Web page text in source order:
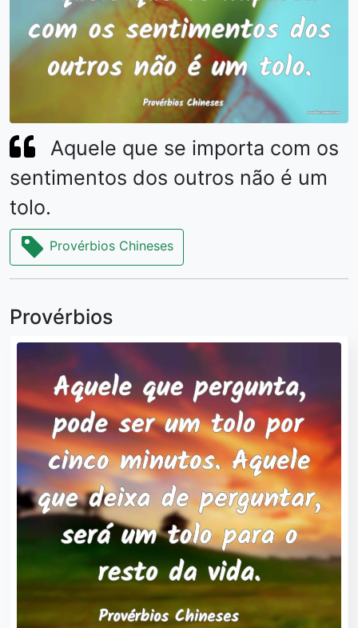
Aquele que se importa com os
sentimentos dos outros não é um
tolo.
Provérbios Chineses
Provérbios